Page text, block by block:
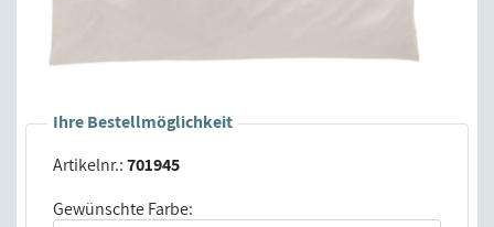
Ihre Bestellmöglichkeit
Artikelnr.:701945
Gewünschte Farbe: